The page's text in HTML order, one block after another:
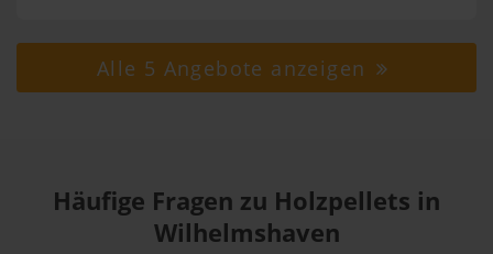
Alle 5 Angebote anzeigen
Häufige Fragen zu Holzpellets in
Wilhelmshaven